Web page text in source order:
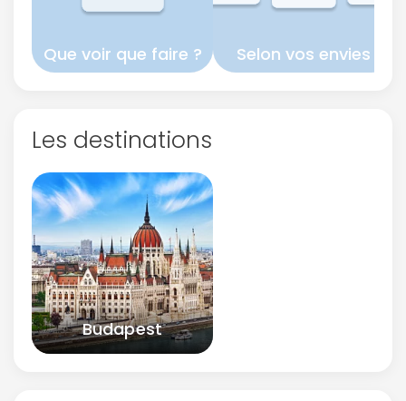
Que voir que faire ? Selon vos envies
Les destinations
Budapest